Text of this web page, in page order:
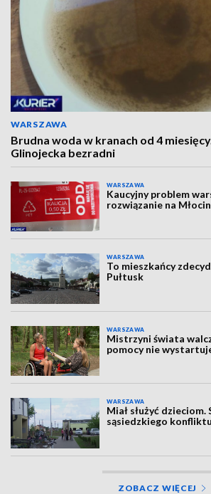
WARSZAWA
Brudna woda w kranach od 4
Glinojecka bezradni
WARSZAWA
Kaucyjny problem
rozwiązanie na
WARSZAWA
To mieszkańcy
Pułtusk
WARSZAWA
Mistrzyni świata
pomocy nie
WARSZAWA
Miał służyć dzieciom.
sąsiedzkiego konfliktu
ZOBACZ WIĘCEJ